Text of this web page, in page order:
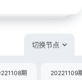
切换节点
期 20221109